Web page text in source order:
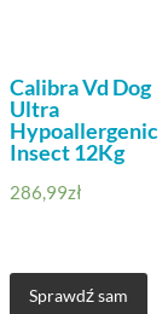
Calibra Vd Dog
Ultra
Hypoallergenic
Insect 12Kg
286,99zł
Sprawdź sam